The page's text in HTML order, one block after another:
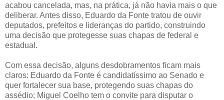
acabou cancelada, mas, na prática, já não havia mais o que
deliberar. Antes disso, Eduardo da Fonte tratou de ouvir
deputados, prefeitos e lideranças do partido, construindo
uma decisão que protegesse suas chapas de federal e
estadual.
Com essa decisão, alguns desdobramentos ficam mais
claros: Eduardo da Fonte é candidatíssimo ao Senado e
quer fortalecer sua base, protegendo suas chapas do
assédio; Miguel Coelho tem o convite para disputar o